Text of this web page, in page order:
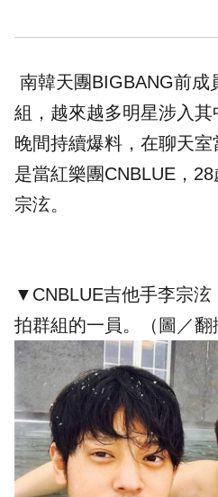
南韓天團BIGBANG前成
組，越來越多明星涉入其
晚間持續爆料，在聊天
是當紅樂團CNBLUE，
宗泫。
▼CNBLUE吉他手李宗泫
拍群組的一員。（圖／翻